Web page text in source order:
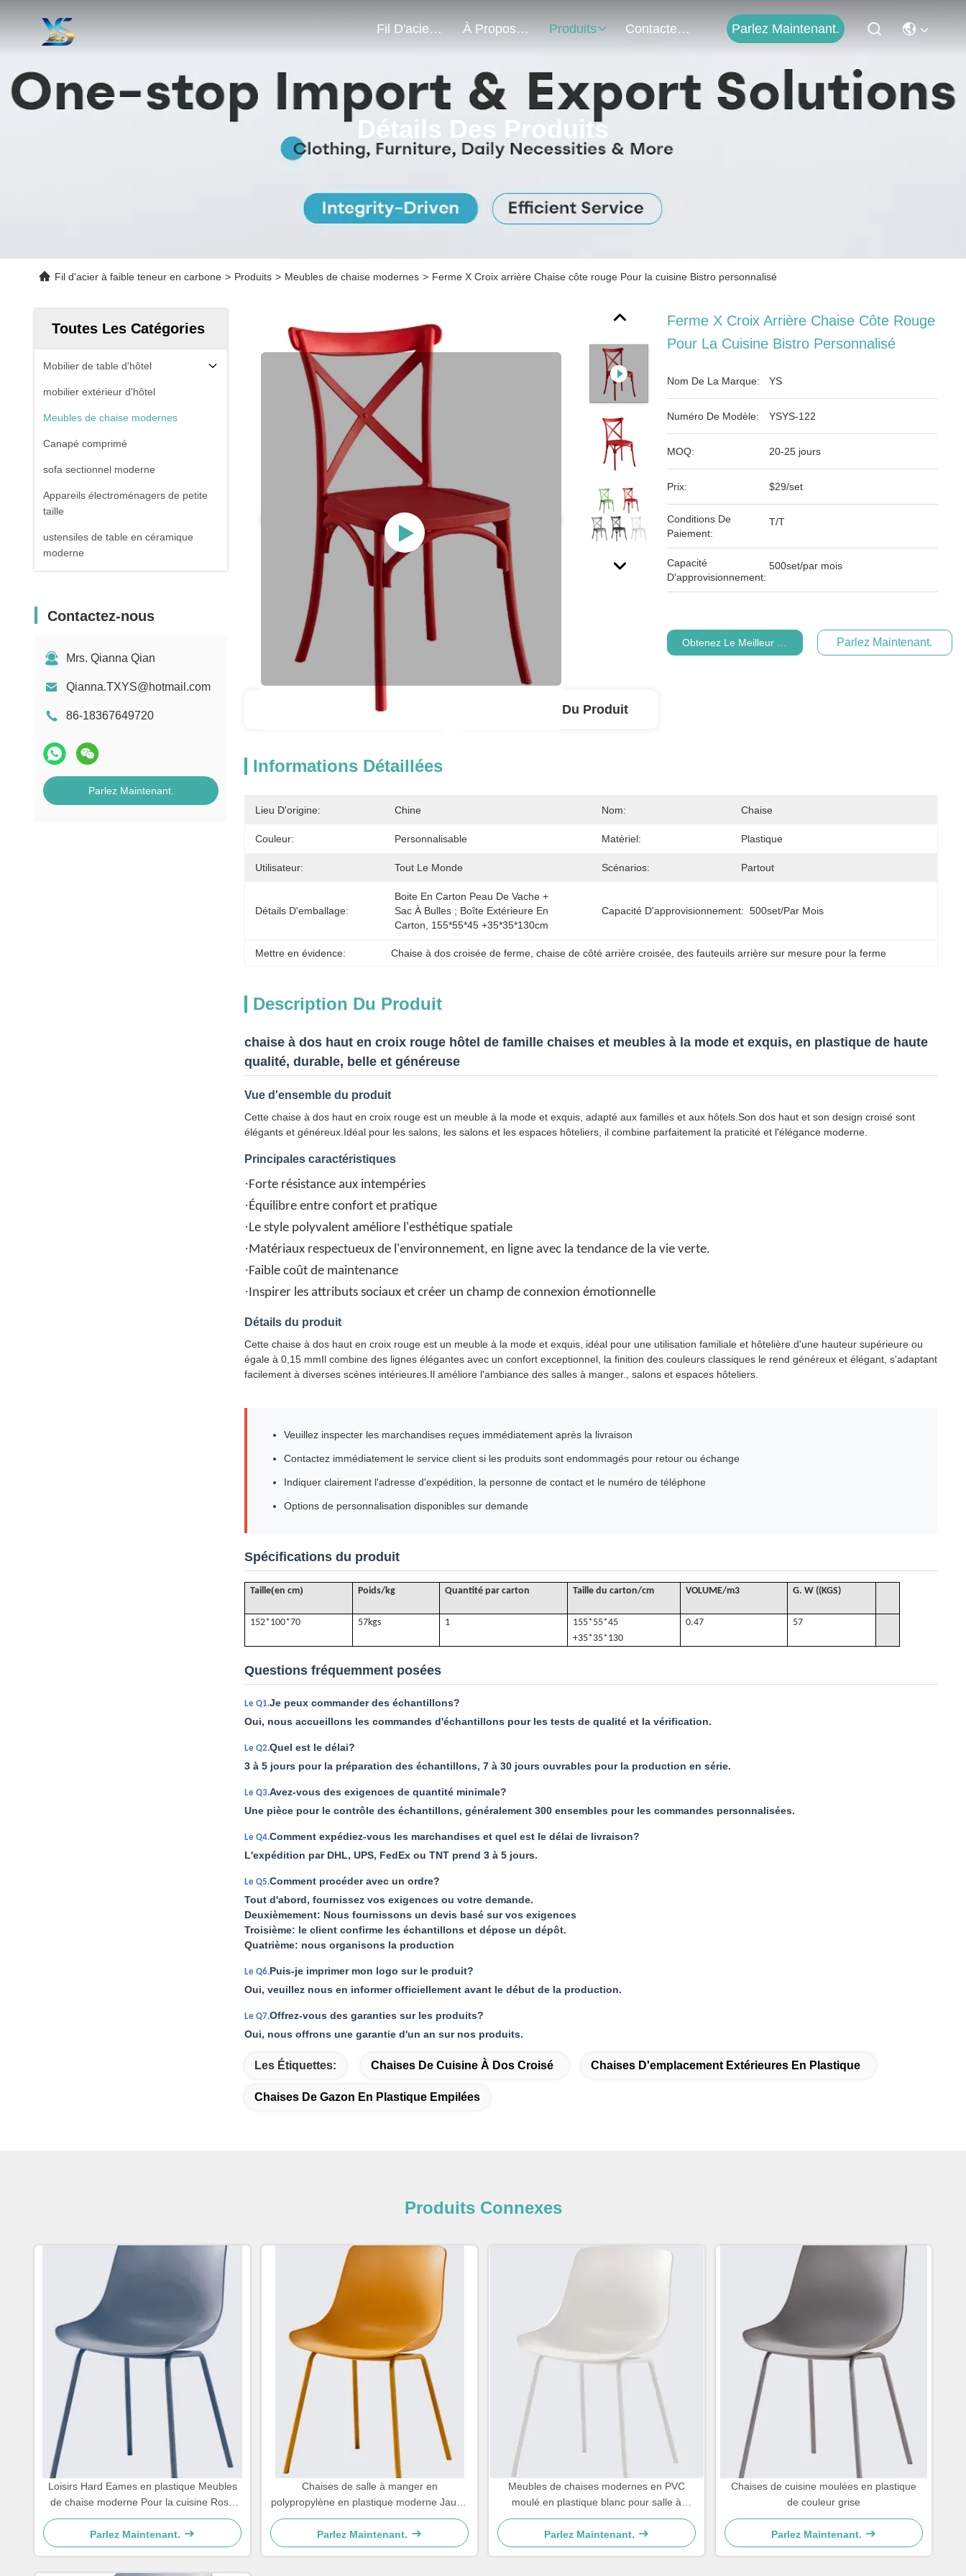
Fil D'acier À Faible Teneur En Carbone À Propos De Nous Produits Contactez-Nous Parlez Maintenant.
Détails Des Produits
Fil d'acier à faible teneur en carbone > Produits > Meubles de chaise modernes > Ferme X Croix arrière Chaise côte rouge Pour la cuisine Bistro personnalisé
Toutes Les Catégories
Mobilier de table d'hôtel
mobilier extérieur d'hôtel
Meubles de chaise modernes
Canapé comprimé
sofa sectionnel moderne
Appareils électroménagers de petite
taille
ustensiles de table en céramique
moderne
Contactez-nous
Mrs. Qianna Qian
Qianna.TXYS@hotmail.com
86-18367649720
Parlez Maintenant.
Ferme X Croix Arrière Chaise Côte Rouge
Pour La Cuisine Bistro Personnalisé
Nom De La Marque: YS
Numéro De Modèle: YSYS-122
MOQ: 20-25 jours
Prix: $29/set
Conditions De
Paiement:
T/T
Capacité
D'approvisionnement:
500set/par mois
Obtenez Le Meilleur Prix Parlez Maintenant.
Informations Détaillées Description Du Produit
Informations Détaillées
Lieu D'origine: Chine Nom: Chaise
Couleur: Personnalisable Matériel: Plastique
Utilisateur: Tout Le Monde Scénarios: Partout
Détails D'emballage:
Boite En Carton Peau De Vache +
Sac À Bulles ; Boîte Extérieure En
Carton, 155*55*45 +35*35*130cm
Capacité D'approvisionnement: 500set/par Mois
Mettre en évidence: Chaise à dos croisée de ferme, chaise de côté arrière croisée, des fauteuils arrière sur mesure pour la ferme
Description Du Produit
chaise à dos haut en croix rouge hôtel de famille chaises et meubles à la mode et exquis, en plastique de haute
qualité, durable, belle et généreuse
Vue d'ensemble du produit
Cette chaise à dos haut en croix rouge est un meuble à la mode et exquis, adapté aux familles et aux hôtels.Son dos haut et son design croisé sont
élégants et généreux.Idéal pour les salons, les salons et les espaces hôteliers, il combine parfaitement la praticité et l'élégance moderne.
Principales caractéristiques
·Forte résistance aux intempéries
·Équilibre entre confort et pratique
·Le style polyvalent améliore l'esthétique spatiale
·Matériaux respectueux de l'environnement, en ligne avec la tendance de la vie verte.
·Faible coût de maintenance
·Inspirer les attributs sociaux et créer un champ de connexion émotionnelle
Détails du produit
Cette chaise à dos haut en croix rouge est un meuble à la mode et exquis, idéal pour une utilisation familiale et hôtelière.d'une hauteur supérieure ou
égale à 0,15 mmIl combine des lignes élégantes avec un confort exceptionnel, la finition des couleurs classiques le rend généreux et élégant, s'adaptant
facilement à diverses scènes intérieures.Il améliore l'ambiance des salles à manger., salons et espaces hôteliers.
Veuillez inspecter les marchandises reçues immédiatement après la livraison
Contactez immédiatement le service client si les produits sont endommagés pour retour ou échange
Indiquer clairement l'adresse d'expédition, la personne de contact et le numéro de téléphone
Options de personnalisation disponibles sur demande
Spécifications du produit
Taille(en cm) Poids/kg Quantité par carton Taille du carton/cm VOLUME/m3 G. W ((KGS)
152*100*70 57kgs 1
155*55*45
+35*35*130
0.47 57
Questions fréquemment posées
Le Q1.Je peux commander des échantillons?
Oui, nous accueillons les commandes d'échantillons pour les tests de qualité et la vérification.
Le Q2.Quel est le délai?
3 à 5 jours pour la préparation des échantillons, 7 à 30 jours ouvrables pour la production en série.
Le Q3.Avez-vous des exigences de quantité minimale?
Une pièce pour le contrôle des échantillons, généralement 300 ensembles pour les commandes personnalisées.
Le Q4.Comment expédiez-vous les marchandises et quel est le délai de livraison?
L'expédition par DHL, UPS, FedEx ou TNT prend 3 à 5 jours.
Le Q5.Comment procéder avec un ordre?
Tout d'abord, fournissez vos exigences ou votre demande.
Deuxièmement: Nous fournissons un devis basé sur vos exigences
Troisième: le client confirme les échantillons et dépose un dépôt.
Quatrième: nous organisons la production
Le Q6.Puis-je imprimer mon logo sur le produit?
Oui, veuillez nous en informer officiellement avant le début de la production.
Le Q7.Offrez-vous des garanties sur les produits?
Oui, nous offrons une garantie d'un an sur nos produits.
Les Étiquettes: Chaises De Cuisine À Dos Croisé Chaises D'emplacement Extérieures En Plastique
Chaises De Gazon En Plastique Empilées
Produits Connexes
Loisirs Hard Eames en plastique Meubles
de chaise moderne Pour la cuisine Rose
Blanc Gris Bleu
Parlez Maintenant.
Chaises de salle à manger en
polypropylène en plastique moderne Jaune
Pour la salle à manger Restaurant
Parlez Maintenant.
Meubles de chaises modernes en PVC
moulé en plastique blanc pour salle à
manger
Parlez Maintenant.
Chaises de cuisine moulées en plastique
de couleur grise
Parlez Maintenant.